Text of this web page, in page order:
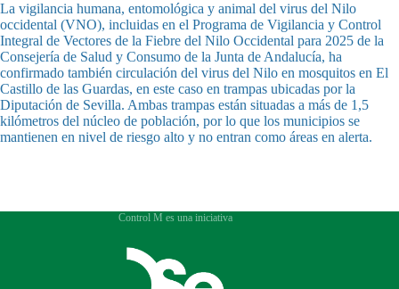
La vigilancia humana, entomológica y animal del virus del Nilo
occidental (VNO), incluidas en el Programa de Vigilancia y Control
Integral de Vectores de la Fiebre del Nilo Occidental para 2025 de la
Consejería de Salud y Consumo de la Junta de Andalucía, ha
confirmado también circulación del virus del Nilo en mosquitos en El
Castillo de las Guardas, en este caso en trampas ubicadas por la
Diputación de Sevilla. Ambas trampas están situadas a más de 1,5
kilómetros del núcleo de población, por lo que los municipios se
mantienen en nivel de riesgo alto y no entran como áreas en alerta.
Control M es una iniciativa